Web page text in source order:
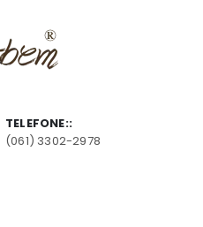
TELEFONE::
(061) 3302-2978